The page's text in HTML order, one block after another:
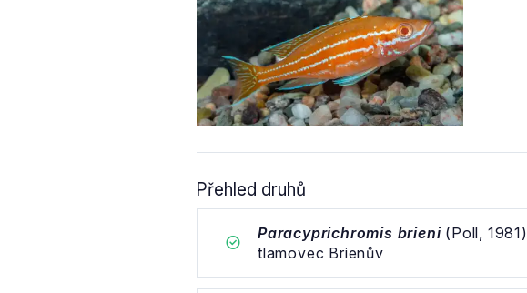
Přehled druhů
Paracyprichromis brieni(Poll, 1981)
tlamovec Brienův